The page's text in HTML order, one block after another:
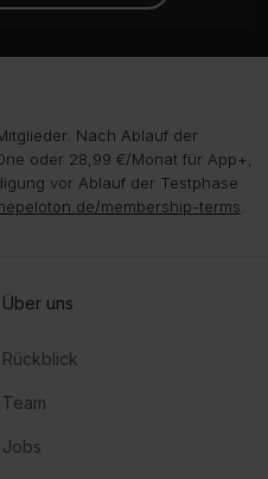
Nach Ablauf der
oder 28,99 €/Monat für App+,
vor Ablauf der Testphase
membership-terms
Über uns
Rückblick
Team
Jobs